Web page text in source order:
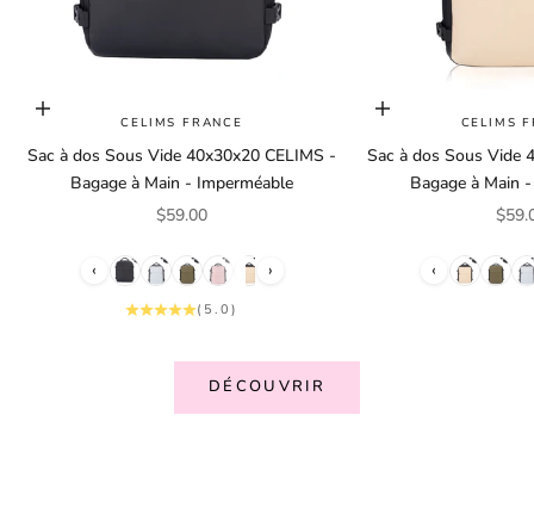
Choisir les optionsCELIMS FRANCE
Sac à dos Sous Vide 40x30x20 CELIMS -
Bagage à Main - Imperméable
Prix de vente
$59.00
‹ ›
(5.0)
Choisir les options
CELIMS
Sac à dos Sous Vide
Bagage à Main
Prix
‹
DÉCOUVRIR